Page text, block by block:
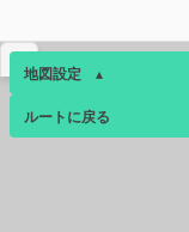
コンビニ
広島白島店
コンビニ
広島東白島店
地図設定 ▴
ベース ▴
ルートに戻る